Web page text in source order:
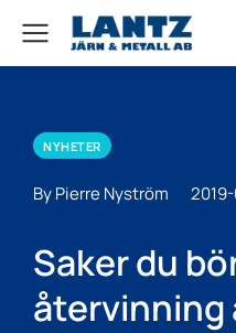
NYHETER
By Pierre Nyström
Saker du
återvinning